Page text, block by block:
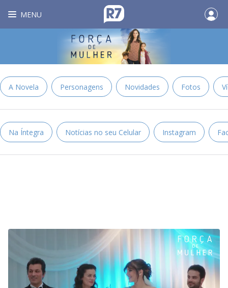
MENU
A Novela Personagens Novidades Fotos
Na Íntegra Notícias no seu Celular Instagram